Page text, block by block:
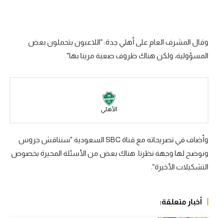
الدوري الإنجليزي
أمم إفريقيا
كرة السلة الأمريكية
كرة يد
وقال المشرف العام على أهلي جدة: "اللاعبون يتحملون بعض
المسؤولية، ولكن هناك ظروف صعبة مرينا بها".
الأهلي
وأضاف في تصريحاته مع قناة SBC السعودية "سنناقش جروس
ونوضح لها وجهة نظرنا. هناك بعض من الأسئلة المحيرة بخصوص
التشكيلات الأخيرة".
أخبار متعلقة: